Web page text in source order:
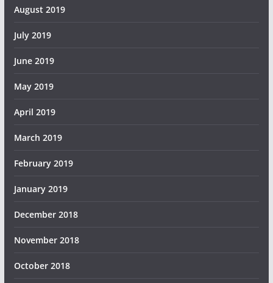
August 2019
July 2019
June 2019
May 2019
April 2019
March 2019
February 2019
January 2019
December 2018
November 2018
October 2018